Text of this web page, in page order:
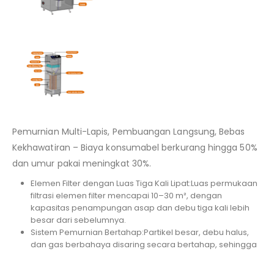
Pemurnian Multi-Lapis, Pembuangan Langsung, Bebas
Kekhawatiran – Biaya konsumabel berkurang hingga 50%
dan umur pakai meningkat 30%.
Elemen Filter dengan Luas Tiga Kali Lipat:Luas permukaan
filtrasi elemen filter mencapai 10–30 m², dengan
kapasitas penampungan asap dan debu tiga kali lebih
besar dari sebelumnya.
Sistem Pemurnian Bertahap:Partikel besar, debu halus,
dan gas berbahaya disaring secara bertahap, sehingga